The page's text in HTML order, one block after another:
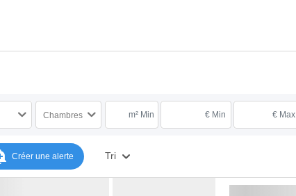
Chambres m² Min € Min € Max
Créer une alerte Tri